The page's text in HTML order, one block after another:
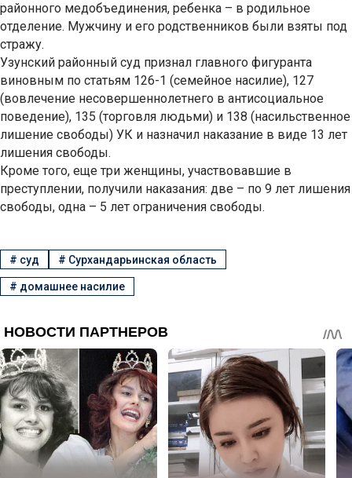
районного медобъединения, ребенка – в родильное
отделение. Мужчину и его родственников были взяты под
стражу.
Узунский районный суд признал главного фигуранта
виновным по статьям 126-1 (семейное насилие), 127
(вовлечение несовершеннолетнего в антисоциальное
поведение), 135 (торговля людьми) и 138 (насильственное
лишение свободы) УК и назначил наказание в виде 13 лет
лишения свободы.
Кроме того, еще три женщины, участвовавшие в
преступлении, получили наказания: две – по 9 лет лишения
свободы, одна – 5 лет ограничения свободы.
# суд # Сурхандарьинская область
# домашнее насилие